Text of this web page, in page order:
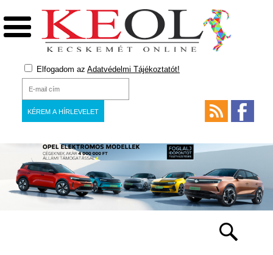
Elfogadom az Adatvédelmi Tájékoztatót!